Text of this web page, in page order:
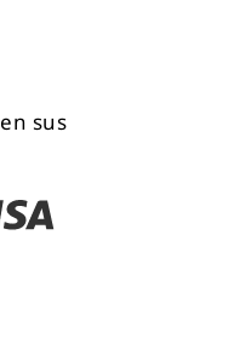
en sus